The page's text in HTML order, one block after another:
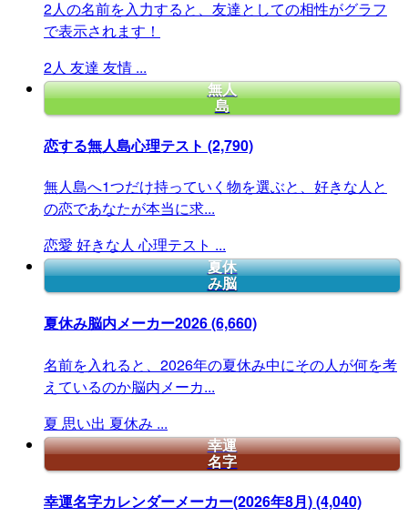
2人の名前を入力すると、友達としての相性がグラフ
で表示されます！
2人 友達 友情 ...
無人
島
恋する無人島心理テスト (2,790)
無人島へ1つだけ持っていく物を選ぶと、好きな人と
の恋であなたが本当に求...
恋愛 好きな人 心理テスト ...
夏休
み脳
夏休み脳内メーカー2026(6,660)
名前を入れると、2026年の夏休み中にその人が何を考
えているのか脳内メーカ...
夏 思い出 夏休み ...
幸運
名字
幸運名字カレンダーメーカー(2026年8月)(4,040)